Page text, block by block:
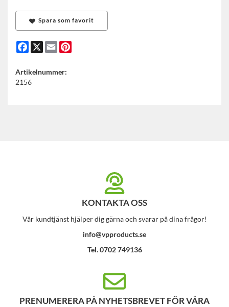
Spara som favorit
Facebook
X Email
Artikelnummer:
2156
KONTAKTA OSS
Vår kundtjänst hjälper dig gärna och svarar på dina frågor!
info@vpproducts.se
Tel. 0702 749136
PRENUMERERA PÅ NYHETSBREVET FÖR VÅRA